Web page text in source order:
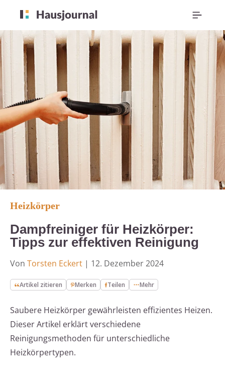
Heizkörper
Dampfreiniger für Heizkörper:
Tipps zur effektiven Reinigung
Von Torsten Eckert | 12. Dezember 2024
Artikel zitieren Merken Teilen Mehr
Saubere Heizkörper gewährleisten effizientes Heizen.
Dieser Artikel erklärt verschiedene
Reinigungsmethoden für unterschiedliche
Heizkörpertypen.